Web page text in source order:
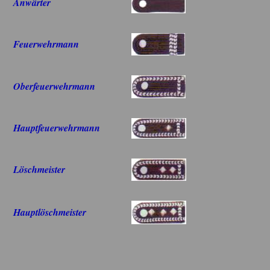
Feuerwehrmann
Oberfeuerwehrmann
Hauptfeuerwehrmann
Löschmeister
Hauptlöschmeister